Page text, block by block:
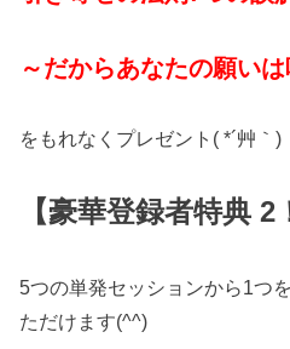
～だからあなたの願い
をもれなくプレゼント( *´艸｀)
【豪華登録者特典 2
5つの単発セッションから1つ
ただけます(^^)